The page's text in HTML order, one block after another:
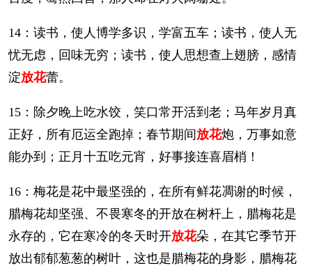
14：读书，使人博学多识，学富五车；读书，使人无
忧无虑，回味无穷；读书，使人思想查上翅膀，感情
淀放花蕾。
15：除夕晚上吃水饺，笑口常开活到老；马年岁月真
正好，所有厄运全跑掉；春节期间放花炮，万事如意
能办到；正月十五吃元宵，好事接连喜眉梢！
16：梅花是花中最坚强的，在所有鲜花凋谢的时候，
腊梅花却坚强、不畏寒冬的开放在树杆上，腊梅花是
永存的，它在寒冷的冬天时开放花朵，在其它季节开
放出郁郁葱葱的树叶，这也是腊梅花的身影，腊梅花